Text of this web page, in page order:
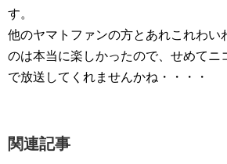
す。
他のヤマトファンの方とあれこれわい
のは本当に楽しかったので、せめてニ
で放送してくれませんかね・・・・
関連記事